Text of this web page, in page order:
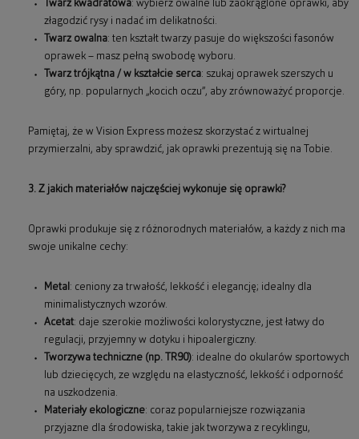
Twarz kwadratowa: wybierz owalne lub zaokrąglone oprawki, aby
złagodzić rysy i nadać im delikatności.
Twarz owalna: ten kształt twarzy pasuje do większości fasonów
oprawek – masz pełną swobodę wyboru.
Twarz trójkątna / w kształcie serca: szukaj oprawek szerszych u
góry, np. popularnych „kocich oczu”, aby zrównoważyć proporcje.
Pamiętaj, że w Vision Express możesz skorzystać z wirtualnej
przymierzalni, aby sprawdzić, jak oprawki prezentują się na Tobie.
3. Z jakich materiałów najczęściej wykonuje się oprawki?
Oprawki produkuje się z różnorodnych materiałów, a każdy z nich ma
swoje unikalne cechy:
Metal : ceniony za trwałość, lekkość i elegancję; idealny dla
minimalistycznych wzorów.
Acetat: daje szerokie możliwości kolorystyczne, jest łatwy do
regulacji, przyjemny w dotyku i hipoalergiczny.
Tworzywa techniczne (np. TR90): idealne do okularów sportowych
lub dziecięcych, ze względu na elastyczność, lekkość i odporność
na uszkodzenia.
Materiały ekologiczne: coraz popularniejsze rozwiązania
przyjazne dla środowiska, takie jak tworzywa z recyklingu,